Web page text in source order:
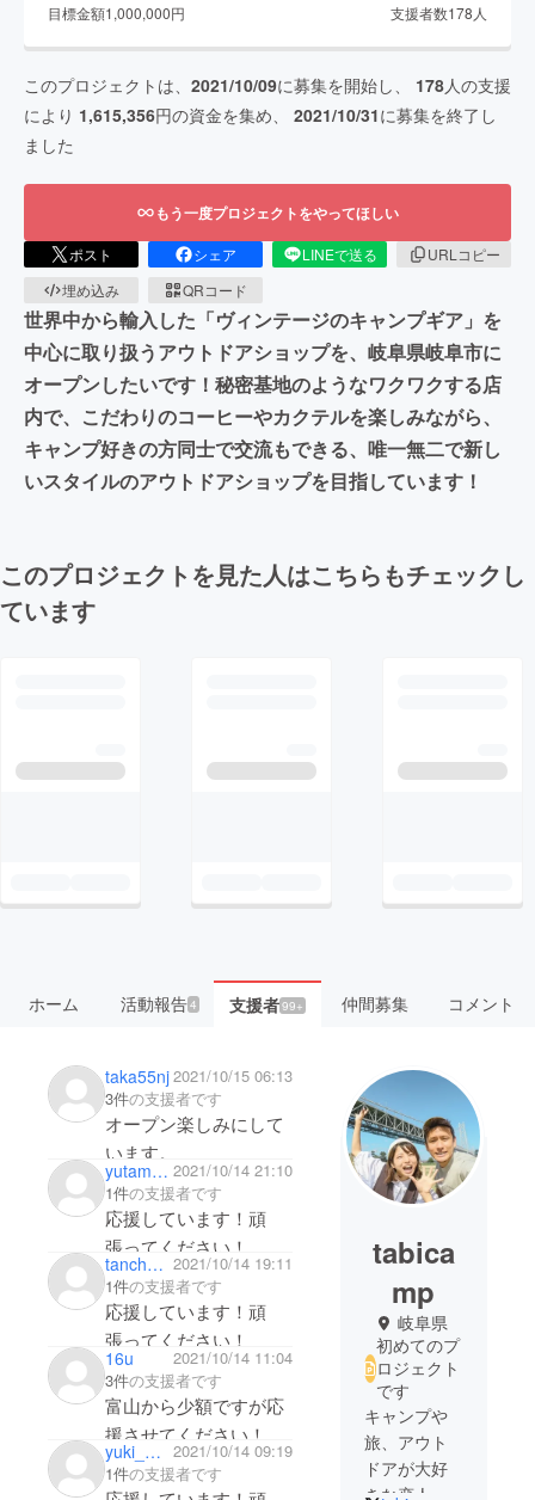
目標金額1,000,000円 支援者数178 人
このプロジェクトは、 2021/10/09に募集を開始し、 178人の支援
により 1,615,356円の資金を集め、 2021/10/31に募集を終了し
ました
もう一度プロジェクトをやってほしい
ポスト シェア LINEで送る
URLコピー
埋め込み
QRコード
世界中から輸入した「ヴィンテージのキャンプギア」を
中心に取り扱うアウトドアショップを、岐阜県岐阜市に
オープンしたいです！秘密基地のようなワクワクする店
内で、こだわりのコーヒーやカクテルを楽しみながら、
キャンプ好きの方同士で交流もできる、唯一無二で新し
いスタイルのアウトドアショップを目指しています！
このプロジェクトを見た人はこちらもチェックし
ています
ホーム 活動報告4 支援者99+ 仲間募集 コメント
taka55nj2021/10/15 06:13
3件の支援者です
オープン楽しみにして
います。
yutamoon 2021/10/14 21:10
1件の支援者です
応援しています！頑
張ってください！
tanchan42 2021/10/14 19:11
1件の支援者です
応援しています！頑
張ってください！
16u
2021/10/14 11:04
3件の支援者です
富山から少額ですが応
援させてください！
オープン楽しみにして
ますー！
yuki_wkym 2021/10/14 09:19
1件の支援者です
tabica
mp
岐阜県
初めてのプ
ロジェクト
です
キャンプや
旅、アウト
ドアが大好
きな恋人同